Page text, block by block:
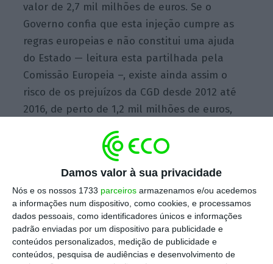
Damos valor à sua privacidade
Nós e os nossos 1733 parceiros armazenamos e/ou acedemos
a informações num dispositivo, como cookies, e processamos
dados pessoais, como identificadores únicos e informações
padrão enviadas por um dispositivo para publicidade e
conteúdos personalizados, medição de publicidade e
conteúdos, pesquisa de audiências e desenvolvimento de
valor de 2,7 mil milhões de euros. Se o
Governo confia que esta injeção cumpre as
regras europeias e não constitui uma ajuda
do Estado — leitura esta partilhada pela
Comissão Europeia –, existe ainda assim o
risco de os prejuízos da CGD desde 2012 até
2016, de perto de 1,2 mil milhões de euros,
Adicionalmente, parte do plano passa pela
missão de dívida subordinada no montante
de 1.000 milhões de euros, num contexto de
deterioração da perceção de risco de Portugal
da parte dos mercados. A operação, à qual se
juntou o Presidente da República, já